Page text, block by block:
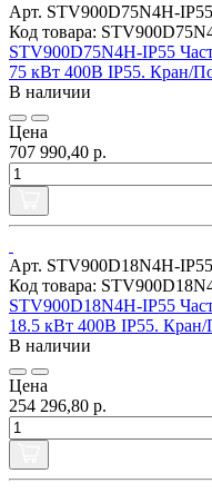
Арт. STV900D75N4H-IP55
Код товара:
STV900D75N4H-IP55
75 кВт 400В IP55. Кран/
В наличии
Цена
707 990,40 р.
Арт. STV900D18N4H-IP55
Код товара:
STV900D18N4H-IP55
18.5 кВт 400В IP55.
В наличии
Цена
254 296,80 р.